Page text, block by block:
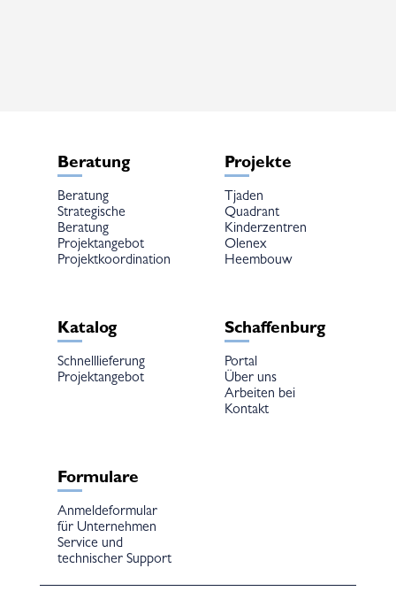
Beratung
Beratung
Strategische
Beratung
Projektangebot
Projektkoordination
Projekte
Tjaden
Quadrant
Kinderzentren
Olenex
Heembouw
Katalog
Schnelllieferung
Projektangebot
Schaffenburg
Portal
Über uns
Arbeiten bei
Kontakt
Formulare
Anmeldeformular
für Unternehmen
Service und
technischer Support